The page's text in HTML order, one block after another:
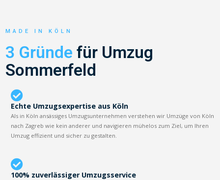
MADE IN KÖLN
3 Gründe für Umzug
Sommerfeld
Echte Umzugsexpertise aus Köln
Als in Köln ansässiges Umzugsunternehmen verstehen wir Umzüge von Köln
nach Zagreb wie kein anderer und navigieren mühelos zum Ziel, um Ihren
Umzug effizient und sicher zu gestalten.
100% zuverlässiger Umzugsservice